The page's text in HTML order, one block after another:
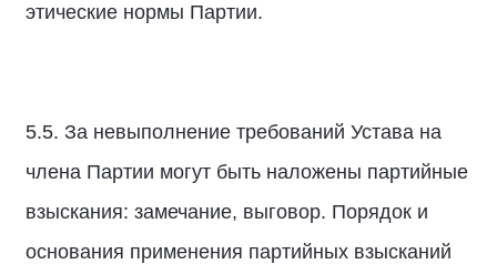
этические нормы Партии.
5.5. За невыполнение требований Устава на
члена Партии могут быть наложены партийные
взыскания: замечание, выговор. Порядок и
основания применения партийных взысканий